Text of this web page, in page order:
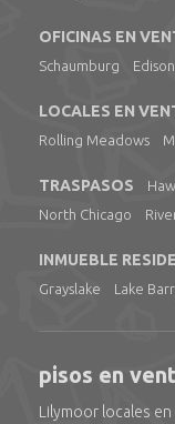
OFICINAS EN
Schaumburg
LOCALES EN
Rolling Meadows
TRASPASOS
North Chicago
INMUEBLE
Grayslake
Lake
pisos en
Lilymoor locales